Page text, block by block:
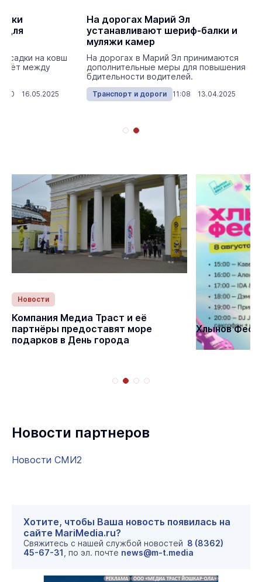
для
на ковш
между
16.05.2025
На дорогах Марий Эл
устанавливают шериф-балки и
муляжи камер
На дорогах в Марий Эл принимаются
дополнительные меры для повышения
бдительности водителей.
Транспорт и дороги 11:08 13.04.2025
Новости
Компания Медиа Траст и её
партнёры предоставят море
подарков в День города
Статьи
Хлынов Фест
Новости партнеров
Новости СМИ2
Хотите, чтобы Ваша новость появилась на
сайте MariMedia.ru?
Свяжитесь с нашей службой новостей 8 (8362)
45-67-31 , по эл. почте news@m-t.media